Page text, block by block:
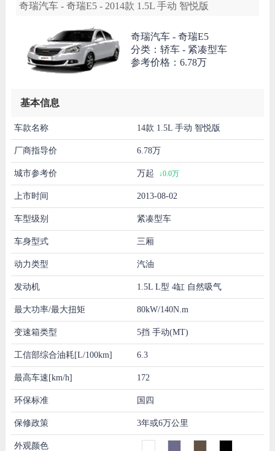
奇瑞汽车 - 奇瑞E5 - 2014款 1.5L 手动 智悦版
奇瑞汽车 - 奇瑞E5
分类：轿车 - 紧凑型车
参考价格： 6.78万
基本信息
车款名称 14款 1.5L 手动 智悦版
厂商指导价 6.78万
城市参考价 万起 ↓0.0万
上市时间 2013-08-02
车型级别 紧凑型车
车身型式 三厢
动力类型 汽油
发动机 1.5L L型 4缸 自然吸气
最大功率/最大扭矩 80kW/140N.m
变速箱类型 5挡 手动(MT)
工信部综合油耗[L/100km] 6.3
最高车速[km/h] 172
环保标准 国四
保修政策 3年或6万公里
外观颜色